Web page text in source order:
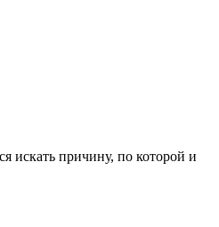
искать причину, по которой и